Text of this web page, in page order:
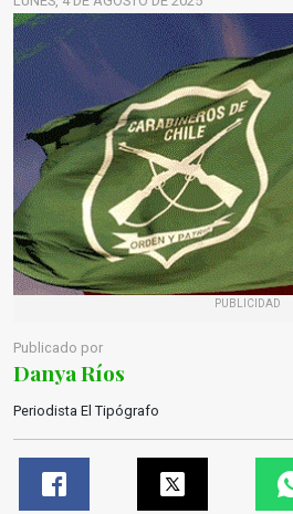
PUBLICIDAD
Publicado por
Danya Ríos
Periodista El Tipógrafo